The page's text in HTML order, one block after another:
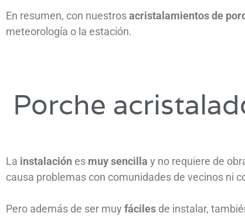
En resumen, con nuestrosacristalamientos de
meteorología o la estación.
Porche
La instalación es muy sencilla y no requiere de
causa problemas con comunidades de vecinos ni
Pero además de ser muy fáciles de instalar,